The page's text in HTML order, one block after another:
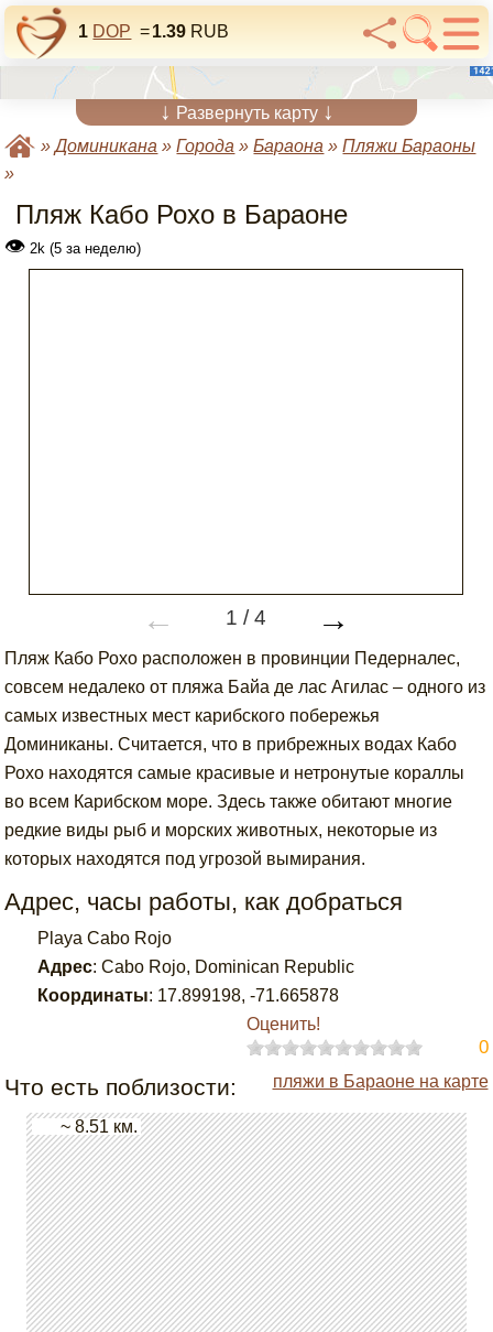
1 DOP =1.39 RUB
↓ Развернуть карту ↓
»Доминикана »Города »Бараона »Пляжи Бараоны
»
Пляж Кабо Рохо в Бараоне
👁 2k (5 за неделю)
← 1 /4 →
Пляж Кабо Рохо расположен в провинции Педерналес,
совсем недалеко от пляжа Байа де лас Агилас – одного из
самых известных мест карибского побережья
Доминиканы. Считается, что в прибрежных водах Кабо
Рохо находятся самые красивые и нетронутые кораллы
во всем Карибском море. Здесь также обитают многие
редкие виды рыб и морских животных, некоторые из
которых находятся под угрозой вымирания.
Адрес, часы работы, как добраться
Playa Cabo Rojo
Адрес:Cabo Rojo, Dominican Republic
Координаты: 17.899198,-71.665878
Оценить!
0
Что есть поблизости: пляжи в Бараоне на карте
~ 8.51 км.